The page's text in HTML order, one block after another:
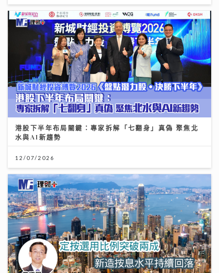
港股下半年布局關鍵：專家拆解「七翻身」真偽 聚焦北
水與AI新趨勢
12/07/2026